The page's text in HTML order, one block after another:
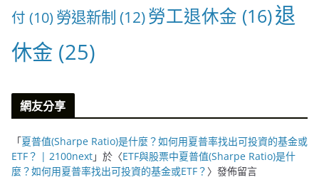
付 (10) 勞退新制 (12)勞工退休金 (16)退
休金 (25)
網友分享
「夏普值(Sharpe Ratio)是什麼？如何用夏普率找出可投資的基金或
ETF？ | 2100next」於〈ETF與股票中夏普值(Sharpe Ratio)是什
麼？如何用夏普率找出可投資的基金或ETF？ 〉發佈留言